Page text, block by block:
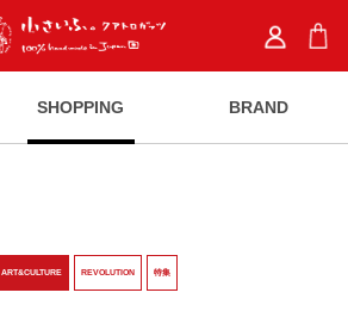
SHOPPING BRAND
ART&CULTURE REVOLUTION 特集